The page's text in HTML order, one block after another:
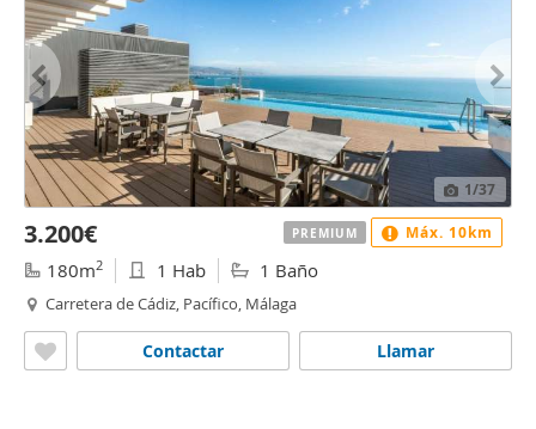
1/37
3.200€
180m2 1 Hab 1 Baño
Carretera de Cádiz, Pacífico, Málaga
Llamar
Contactar
PREMIUM Máx. 10km